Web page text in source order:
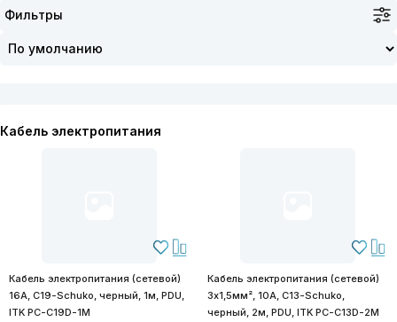
Фильтры
Кабель электропитания
Кабель электропитания (сетевой)
16А, C19-Schuko, черный, 1м, PDU,
ITK PC-C19D-1M
Кабель электропитания (сетевой)
3х1,5мм², 10А, C13-Schuko,
черный, 2м, PDU, ITK PC-C13D-2M